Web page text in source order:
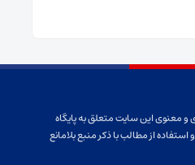
معنوی این سایت متعلق به پایگاه
از مطالب با ذکر منبع بلامانع